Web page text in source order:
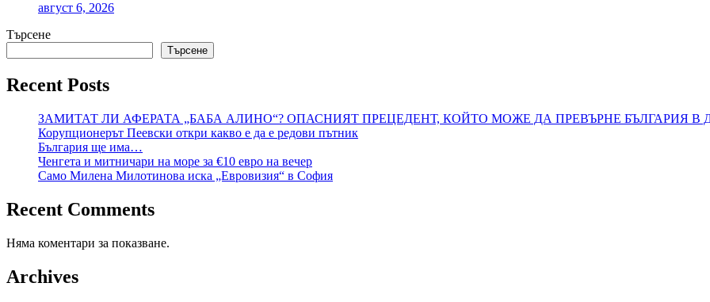
август 6, 2026
Търсене
Търсене
Recent Posts
ЗАМИТАТ ЛИ АФЕРАТА „БАБА АЛИНО“? ОПАСНИЯТ ПРЕЦЕДЕНТ, КОЙТО МОЖЕ ДА ПРЕВЪРНЕ БЪЛГАРИЯ В
Корупционерът Пеевски откри какво е да е редови пътник
България ще има…
Ченгета и митничари на море за €10 евро на вечер
Само Милена Милотинова иска „Евровизия“ в София
Recent Comments
Няма коментари за показване.
Archives